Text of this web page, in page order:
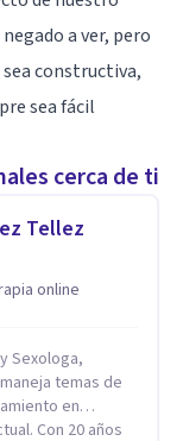
a ver, pero
sea constructiva,
sea fácil
cerca de ti
Tellez
online
temas de
Con 20 años